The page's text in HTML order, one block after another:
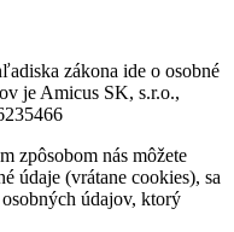
zákona ide o osobné
je Amicus SK, s.r.o.,
zpôsobom nás môžete
údaje (vrátane cookies), sa
údajov, ktorý